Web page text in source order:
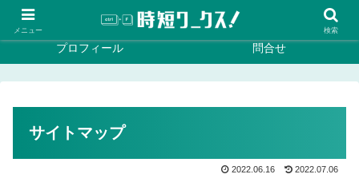
ホーム
プロフィール 問合せ
サイトマップ
2022.06.16 2022.07.06
メニュー 検索